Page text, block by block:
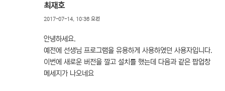
최재호
2017-07-14, 10:36 오전
안녕하세요.
예전에 선생님 프로그램을 유용하게 사용하였던 사용자입니다.
이번에 새로운 버전을 깔고 설치를 했는데 다음과 같은 팝업창
메세지가 나오네요